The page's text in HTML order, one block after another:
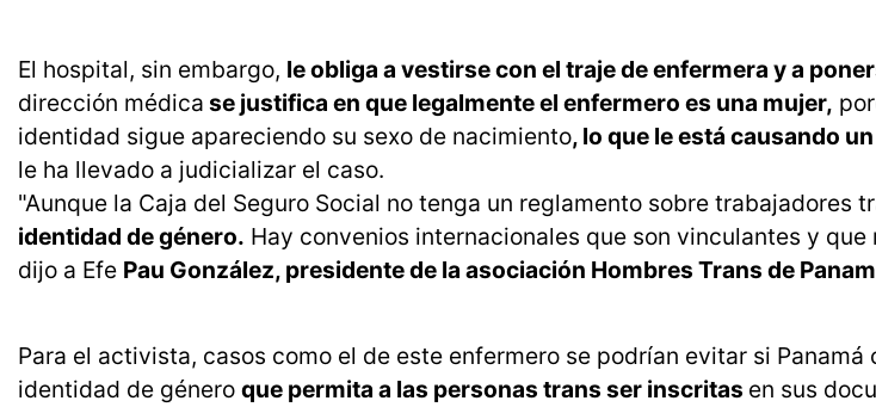
El hospital, sin embargo, le obliga a vestirse con el traje de enfermera y a
dirección médica se justifica en que legalmente el enfermero es una mujer,
identidad sigue apareciendo su sexo de nacimiento, lo que le está causando
le ha llevado a judicializar el caso.
"Aunque la Caja del Seguro Social no tenga un reglamento sobre trabajadores
identidad de género. Hay convenios internacionales que son vinculantes y
dijo a Efe Pau González, presidente de la asociación Hombres Trans de
Para el activista, casos como el de este enfermero se podrían evitar si Panamá
identidad de género que permita a las personas trans ser inscritas en sus